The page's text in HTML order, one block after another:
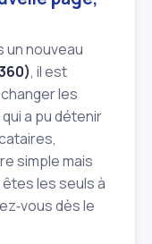
un nouveau
, il est
les
a pu détenir
simple mais
les seuls à
dès le